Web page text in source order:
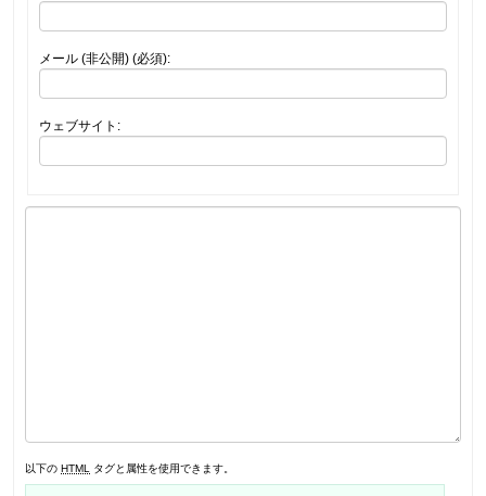
メール (非公開) (必須):
ウェブサイト:
以下の HTML タグと属性を使用できます。